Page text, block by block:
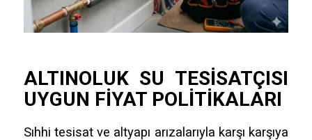
ALTINOLUK SU TESISATÇISI
UYGUN FIYAT POLITIKALARI
Sıhhi tesisat ve altyapı arızalarıyla karşı karşıya